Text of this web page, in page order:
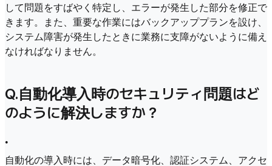
して問題をすばやく特定し、エラーが発生した部分を修正で
きます。また、重要な作業にはバックアッププランを設け、
システム障害が発生したときに業務に支障がないように備え
なければなりません。
Q.自動化導入時のセキュリティ問題はど
のように解決しますか？
•
自動化の導入時には、データ暗号化、認証システム、アクセ